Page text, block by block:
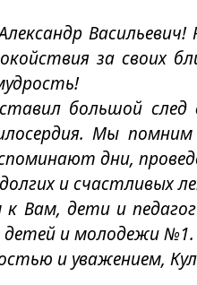
за своих
большой след
Мы
дни,
и счастливых
к Вам, дети и
и молодежи №1.
и уважением,